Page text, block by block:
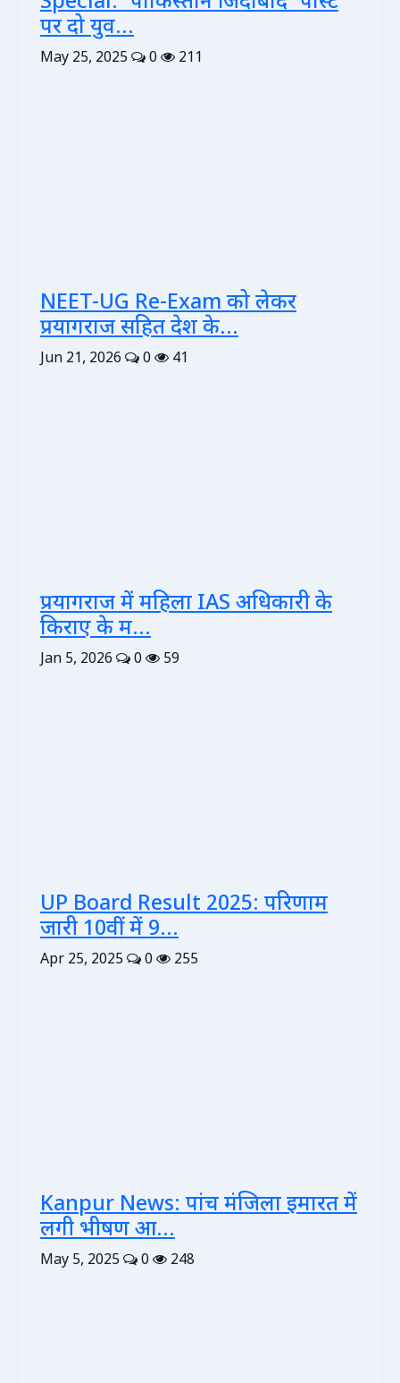
पर दो युव...
May 25, 2025 0 211
NEET-UG Re-Exam को लेकर
प्रयागराज सहित देश के...
Jun 21, 2026 0 41
प्रयागराज में महिला IAS अधिकारी के
किराए के म...
Jan 5, 2026 0 59
UP Board Result 2025: परिणाम
जारी 10वीं में 9...
Apr 25, 2025 0 255
Kanpur News: पांच मंजिला इमारत में
लगी भीषण आ...
May 5, 2025 0 248